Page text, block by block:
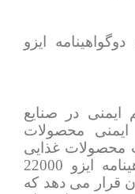
ایزو
22000 ، سیستم ایمنی در صنایع
محصولات
محصولات غذایی
مورداستفاده قرار میگیرد. گواهینامه ایزو 22000
قرار می دهد که